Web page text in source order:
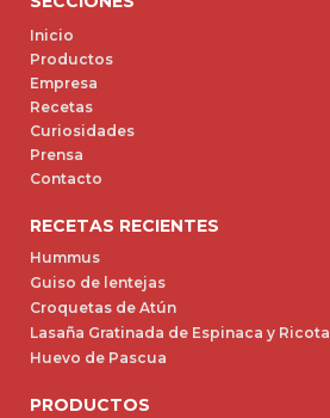
Inicio
Productos
Empresa
Recetas
Curiosidades
Prensa
Contacto
RECETAS RECIENTES
Hummus
Guiso de lentejas
Croquetas de Atún
Lasaña Gratinada de Espinaca y Ricota
Huevo de Pascua
PRODUCTOS